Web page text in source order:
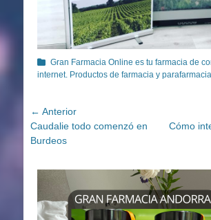
Categorías
Gran Farmacia Online es tu farmacia de
internet. Productos de farmacia y parafarmacia
Navegación
de
entradas
← Anterior
Entrada
anterior:
Caudalie todo comenzó en
Burdeos
Entrada
Cómo